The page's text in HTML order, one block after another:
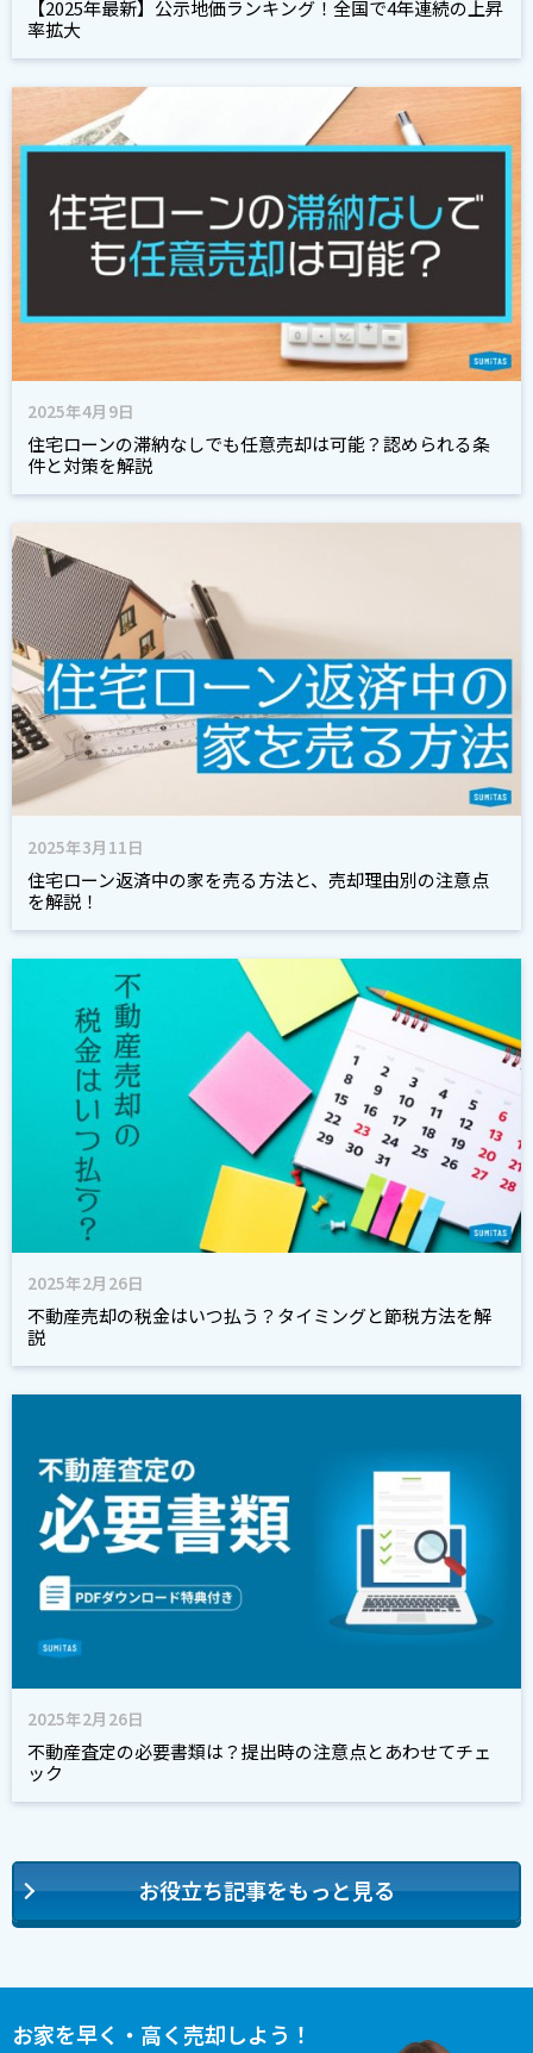
【2025年最新】公示地価ランキング！全国で4年連続の上昇
率拡大
2025年4月9日
住宅ローンの滞納なしでも任意売却は可能？認められる条
件と対策を解説
2025年3月11日
住宅ローン返済中の家を売る方法と、売却理由別の注意点
を解説！
2025年2月26日
不動産売却の税金はいつ払う？タイミングと節税方法を解
説
2025年2月26日
不動産査定の必要書類は？提出時の注意点とあわせてチェ
ック
お役立ち記事をもっと見る
お家を早く・高く売却しよう！